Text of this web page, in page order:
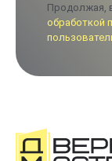
Продолжая,
обработкой